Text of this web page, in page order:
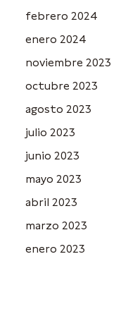
febrero 2024
enero 2024
noviembre 2023
octubre 2023
agosto 2023
julio 2023
junio 2023
mayo 2023
abril 2023
marzo 2023
enero 2023